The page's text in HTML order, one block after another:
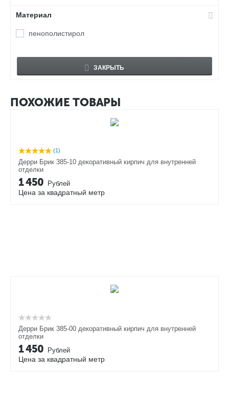
Материал
пенополистирол
Сбросить
ЗАКРЫТЬ
ПОХОЖИЕ ТОВАРЫ
(1)
Дерри Брик 385-10 декоративный кирпич для внутренней
отделки
1 450 Рублей
Цена за квадратный метр
Дерри Брик 385-00 декоративный кирпич для внутренней
отделки
1 450 Рублей
Цена за квадратный метр